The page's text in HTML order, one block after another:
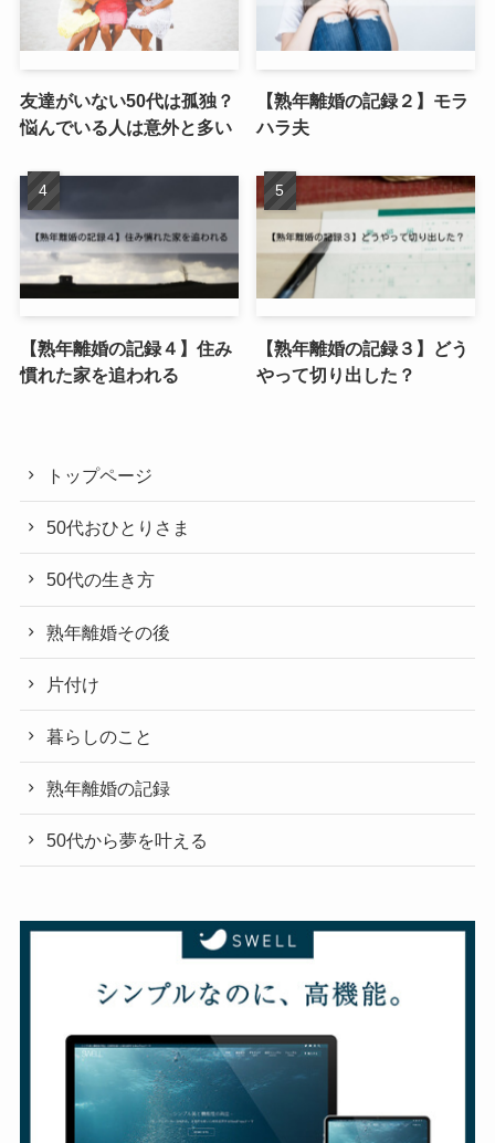
友達がいない50代は孤独？
悩んでいる人は意外と多い
【熟年離婚の記録２】モラ
ハラ夫
【熟年離婚の記録４】住み
慣れた家を追われる
【熟年離婚の記録３】どう
やって切り出した？
トップページ
50代おひとりさま
50代の生き方
熟年離婚その後
片付け
暮らしのこと
熟年離婚の記録
50代から夢を叶える